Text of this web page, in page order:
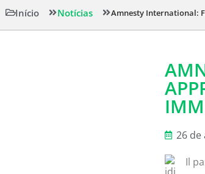
Início Notícias Amnesty International:
26 de
Il